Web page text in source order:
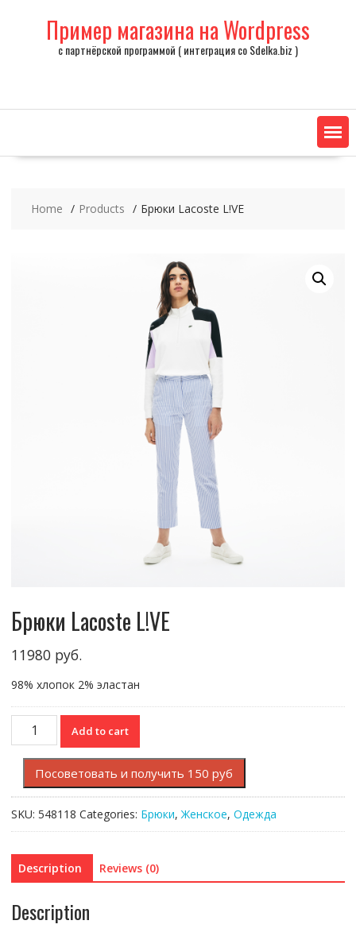
Пример магазина на Wordpress
с партнёрской программой ( интеграция со Sdelka.biz )
Home Products Брюки Lacoste L!VE
Брюки Lacoste L!VE
11980руб.
98% хлопок 2% эластан
Брюки
Lacoste
L!VE
quantity
Add to cart
Посоветовать и получить 150 руб
SKU: 548118 Categories: Брюки,Женское, Одежда
Description Reviews (0)
Description